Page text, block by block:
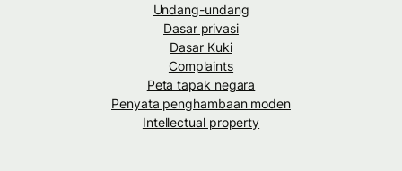
Undang-undang
Dasar privasi
Dasar Kuki
Complaints
Peta tapak negara
Penyata penghambaan moden
Intellectual property